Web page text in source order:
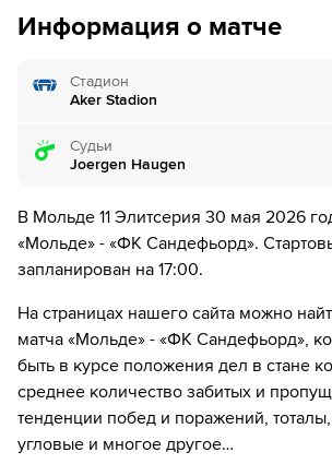
жёлтую карточку
Spiten-Nysaether
70´
Замена "Мольде": Фредрик
Fabian Gosik
70´ Замена "Мольде": Эйрик Хестад ↔
77´
Замена "ФК Сандефьорд": Jakob
Dzabic
85´ Замена "Мольде": Эмиль Брейвик
87´
Замена "ФК Сандефьорд": Vetle
Hoejbjerg
Информация о матче
Стадион
Aker Stadion
Судьи
Joergen Haugen
В Мольде 11 Элитсерия 30 мая 2026
«Мольде» - «ФК Сандефьорд».
запланирован на 17:00.
На страницах нашего сайта можно
матча «Мольде» - «ФК Сандефьорд»,
быть в курсе положения дел в стане
среднее количество забитых и
тенденции побед и поражений, тоталы,
угловые и многое другое…